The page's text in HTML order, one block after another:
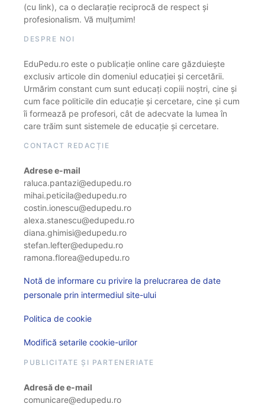
(cu link), ca o declarație reciprocă de respect și
profesionalism. Vă mulțumim!
DESPRE NOI
EduPedu.ro este o publicație online care găzduiește
exclusiv articole din domeniul educației și cercetării.
Urmărim constant cum sunt educați copiii noștri, cine și
cum face politicile din educație și cercetare, cine și cum
îi formează pe profesori, cât de adecvate la lumea în
care trăim sunt sistemele de educație și cercetare.
CONTACT REDACȚIE
Adrese e-mail
raluca.pantazi@edupedu.ro
mihai.peticila@edupedu.ro
costin.ionescu@edupedu.ro
alexa.stanescu@edupedu.ro
diana.ghimisi@edupedu.ro
stefan.lefter@edupedu.ro
ramona.florea@edupedu.ro
Notă de informare cu privire la prelucrarea de date
personale prin intermediul site-ului
Politica de cookie
Modifică setarile cookie-urilor
PUBLICITATE ȘI PARTENERIATE
Adresă de e-mail
comunicare@edupedu.ro